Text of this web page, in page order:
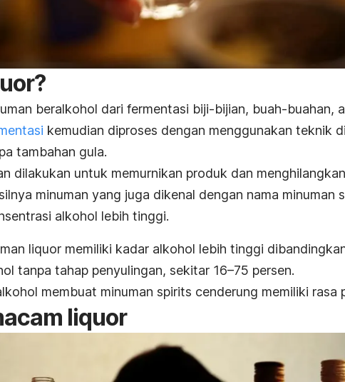
beralkohol dari fermentasi biji-bijian, buah-buahan,
kemudian diproses dengan menggunakan teknik
tambahan gula.
dilakukan untuk memurnikan produk dan menghilangkan
minuman yang juga dikenal dengan nama minuman
alkohol lebih tinggi.
liquor memiliki kadar alkohol lebih tinggi
tanpa tahap penyulingan, sekitar 16–75 persen.
membuat minuman spirits cenderung memiliki rasa
liquor